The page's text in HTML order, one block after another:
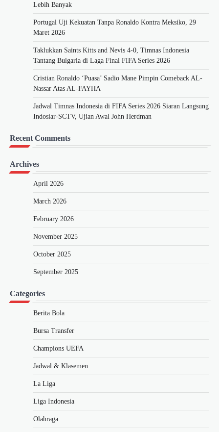
Lebih Banyak
Portugal Uji Kekuatan Tanpa Ronaldo Kontra Meksiko, 29
Maret 2026
Taklukkan Saints Kitts and Nevis 4-0, Timnas Indonesia
Tantang Bulgaria di Laga Final FIFA Series 2026
Cristian Ronaldo ‘Puasa’ Sadio Mane Pimpin Comeback AL-
Nassar Atas AL-FAYHA
Jadwal Timnas Indonesia di FIFA Series 2026 Siaran Langsung
Indosiar-SCTV, Ujian Awal John Herdman
Recent Comments
Archives
April 2026
March 2026
February 2026
November 2025
October 2025
September 2025
Categories
Berita Bola
Bursa Transfer
Champions UEFA
Jadwal & Klasemen
La Liga
Liga Indonesia
Olahraga